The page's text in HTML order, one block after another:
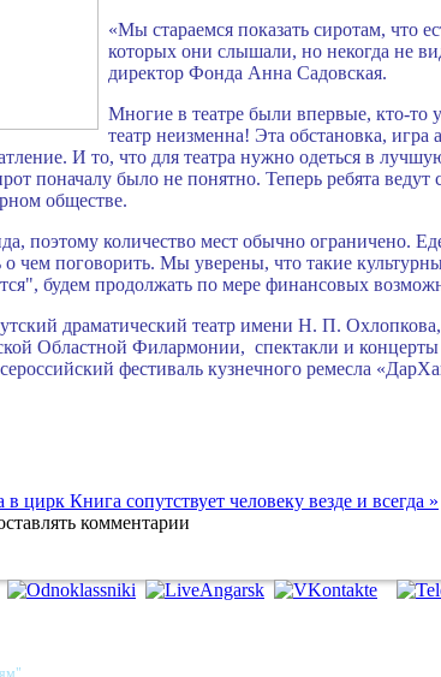
«Мы стараемся показать сиротам, что
которых они слышали, но некогда не
директор Фонда Анна Садовская.
Многие в театре были впервые, кто-то
театр неизменна! Эта обстановка,
И то, что для театра нужно одеться в
поначалу было не понятно. Теперь ребята ведут
обществе.
поэтому количество мест обычно ограничено.
о чем поговорить. Мы уверены, что такие
будем продолжать по мере финансовых
драматический театр имени Н. П.
Областной Филармонии, спектакли и
фестиваль кузнечного ремесла
в цирк Книга сопутствует человеку везде и всегда »
комментарии